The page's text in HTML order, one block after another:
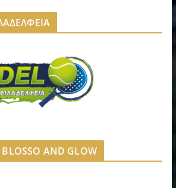
AND GLOW